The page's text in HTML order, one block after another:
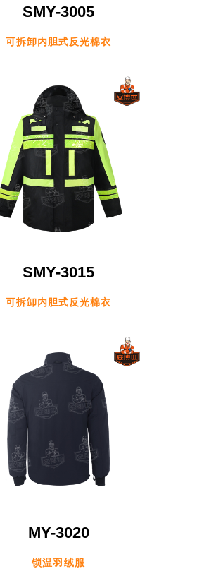
SMY-3005
可拆卸内胆式反光棉衣
SMY-3015
可拆卸内胆式反光棉衣
MY-3020
锁温羽绒服